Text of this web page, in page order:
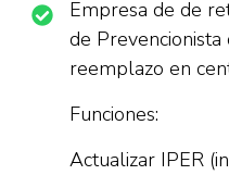
Empresa de de
de Prevencionista
reemplazo en
Funciones:
Actualizar IPER